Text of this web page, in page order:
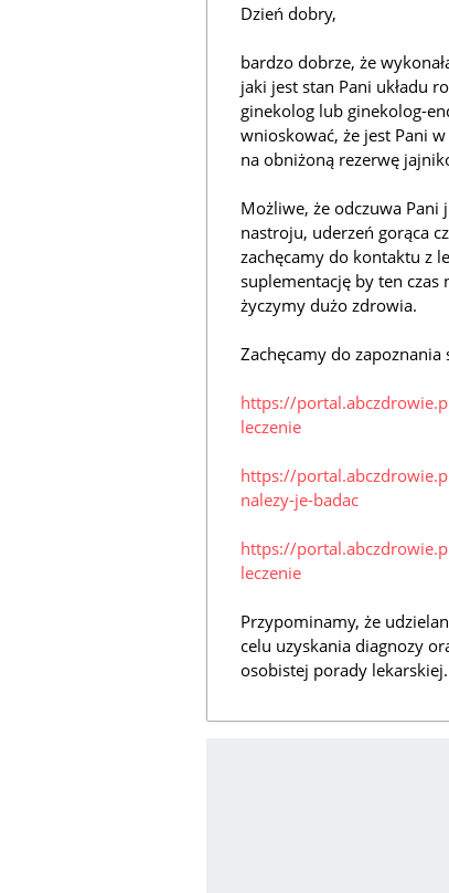
Dzień dobry,
bardzo dobrze, że
jaki jest stan Pani układu
ginekolog lub ginekolog-
wnioskować, że jest Pani
na obniżoną rezerwę
Możliwe, że odczuwa
nastroju, uderzeń gorąca
zachęcamy do kontaktu z
suplementację by ten czas
życzymy dużo zdrowia.
Zachęcamy do
https://
leczenie
https://
nalezy-je-badac
https://
leczenie
Przypominamy, że
celu uzyskania diagnozy
osobistej porady lekarskiej.